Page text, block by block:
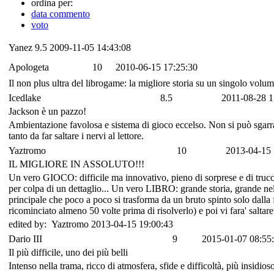
ordina per:
data commento
voto
Yanez 9.5 2009-11-05 14:43:08
Apologeta
10
2010-06-15 17:25:30
Il non plus ultra del librogame: la migliore storia su un singolo
Icedlake
8.5
2011-08-28
Jackson è un pazzo!
Ambientazione favolosa e sistema di gioco eccelso. Non si può
tanto da far saltare i nervi al lettore.
Yaztromo
10
2013-04-15
IL MIGLIORE IN ASSOLUTO!!!
Un vero GIOCO: difficile ma innovativo, pieno di sorprese e di
per colpa di un dettaglio... Un vero LIBRO: grande storia, grande
principale che poco a poco si trasforma da un bruto spinto solo
ricominciato almeno 50 volte prima di risolverlo) e poi vi fara'
edited by: Yaztromo 2013-04-15 19:00:43
Dario III
9
2015-01-07
Il più difficile, uno dei più belli
Intenso nella trama, ricco di atmosfera, sfide e difficoltà, più